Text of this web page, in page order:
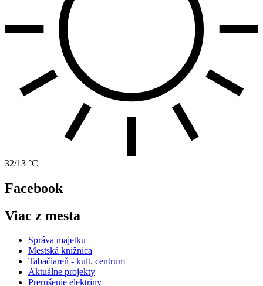
32/13 °C
Facebook
Viac z mesta
Správa majetku
Mestská knižnica
Tabačiareň - kult. centrum
Aktuálne projekty
Prerušenie elektriny